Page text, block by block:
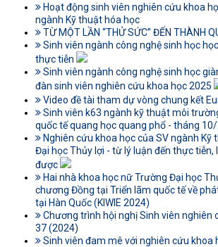
Hoạt động sinh viên nghiên cứu khoa
ngành Kỹ thuật hóa học
TỪ MỘT LẦN “THỬ SỨC” ĐẾN THÀNH
Sinh viên ngành công nghệ sinh học
thực tiễn
Sinh viên ngành công nghệ sinh học
đàn sinh viên nghiên cứu khoa học 2025
Video đề tài tham dự vòng chung kết
Sinh viên k63 ngành kỹ thuật môi
quốc tế quang học quang phổ - tháng
Nghiên cứu khoa học của SV ngành
Đại học Thủy lợi - từ lý luận đến thực tiễn,
được
Hai nhà khoa học nữ Trường Đại học
chương Đồng tại Triển lãm quốc tế về
tại Hàn Quốc (KIWIE 2024)
Chương trình hội nghị Sinh viên nghiên
37 (2024)
Sinh viên đam mê với nghiên cứu khoa